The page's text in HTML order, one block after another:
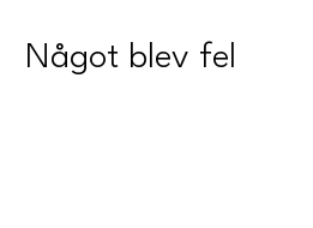
Något blev fel